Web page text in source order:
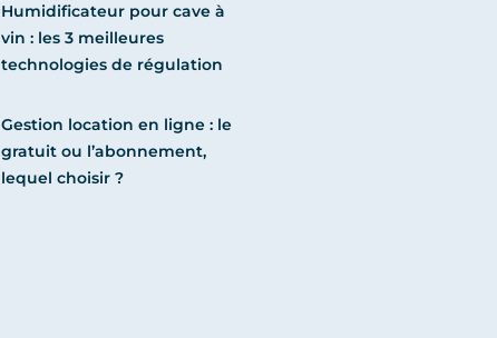
Humidificateur pour cave à
vin : les 3 meilleures
technologies de régulation
Gestion location en ligne : le
gratuit ou l’abonnement,
lequel choisir ?